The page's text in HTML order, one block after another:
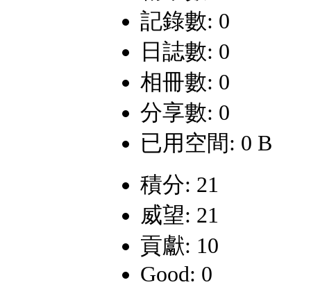
記錄數: 0
日誌數: 0
相冊數: 0
分享數: 0
已用空間: 0 B
積分: 21
威望: 21
貢獻: 10
Good: 0